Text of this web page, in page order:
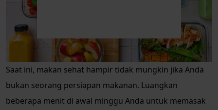
Saat ini, makan sehat hampir tidak mungkin jika Anda
bukan seorang persiapan makanan. Luangkan
beberapa menit di awal minggu Anda untuk memasak